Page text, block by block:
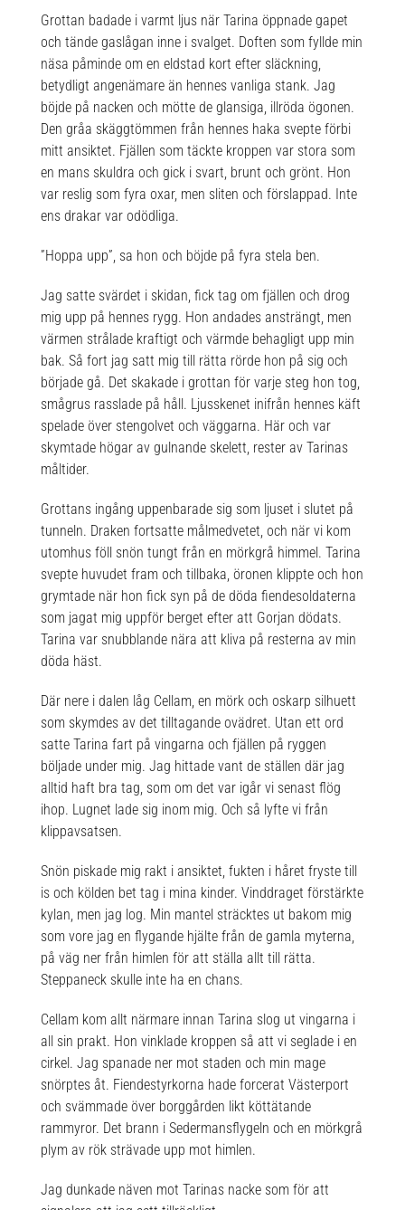
Grottan badade i varmt ljus när Tarina öppnade gapet
och tände gaslågan inne i svalget. Doften som fyllde min
näsa påminde om en eldstad kort efter släckning,
betydligt angenämare än hennes vanliga stank. Jag
böjde på nacken och mötte de glansiga, illröda ögonen.
Den gråa skäggtömmen från hennes haka svepte förbi
mitt ansiktet. Fjällen som täckte kroppen var stora som
en mans skuldra och gick i svart, brunt och grönt. Hon
var reslig som fyra oxar, men sliten och förslappad. Inte
ens drakar var odödliga.
”Hoppa upp”, sa hon och böjde på fyra stela ben.
Jag satte svärdet i skidan, fick tag om fjällen och drog
mig upp på hennes rygg. Hon andades ansträngt, men
värmen strålade kraftigt och värmde behagligt upp min
bak. Så fort jag satt mig till rätta rörde hon på sig och
började gå. Det skakade i grottan för varje steg hon tog,
smågrus rasslade på håll. Ljusskenet inifrån hennes käft
spelade över stengolvet och väggarna. Här och var
skymtade högar av gulnande skelett, rester av Tarinas
måltider.
Grottans ingång uppenbarade sig som ljuset i slutet på
tunneln. Draken fortsatte målmedvetet, och när vi kom
utomhus föll snön tungt från en mörkgrå himmel. Tarina
svepte huvudet fram och tillbaka, öronen klippte och hon
grymtade när hon fick syn på de döda fiendesoldaterna
som jagat mig uppför berget efter att Gorjan dödats.
Tarina var snubblande nära att kliva på resterna av min
döda häst.
Där nere i dalen låg Cellam, en mörk och oskarp silhuett
som skymdes av det tilltagande ovädret. Utan ett ord
satte Tarina fart på vingarna och fjällen på ryggen
böljade under mig. Jag hittade vant de ställen där jag
alltid haft bra tag, som om det var igår vi senast flög
ihop. Lugnet lade sig inom mig. Och så lyfte vi från
klippavsatsen.
Snön piskade mig rakt i ansiktet, fukten i håret fryste till
is och kölden bet tag i mina kinder. Vinddraget förstärkte
kylan, men jag log. Min mantel sträcktes ut bakom mig
som vore jag en flygande hjälte från de gamla myterna,
på väg ner från himlen för att ställa allt till rätta.
Steppaneck skulle inte ha en chans.
Cellam kom allt närmare innan Tarina slog ut vingarna i
all sin prakt. Hon vinklade kroppen så att vi seglade i en
cirkel. Jag spanade ner mot staden och min mage
snörptes åt. Fiendestyrkorna hade forcerat Västerport
och svämmade över borggården likt köttätande
rammyror. Det brann i Sedermansflygeln och en mörkgrå
plym av rök strävade upp mot himlen.
Jag dunkade näven mot Tarinas nacke som för att